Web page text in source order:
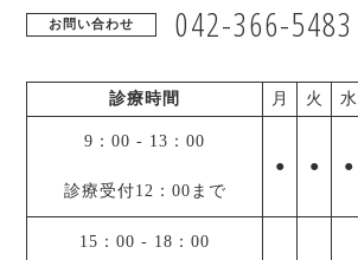
お問い合わせ 042-366-5483
診療時間 月 火 水
9：00 - 13：00
診療受付12：00まで
● ● ●
15：00 - 18：00